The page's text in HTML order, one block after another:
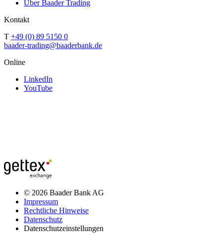
Über Baader Trading
Kontakt
T +49 (0) 89 5150 0
baader-trading@baaderbank.de
Online
LinkedIn
YouTube
© 2026 Baader Bank AG
Impressum
Rechtliche Hinweise
Datenschutz
Datenschutzeinstellungen